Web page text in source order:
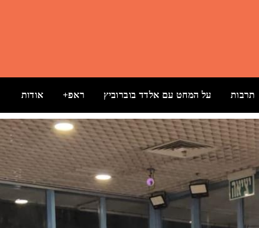
תרבות על המחט עם אלדד בוברוביץ ראפ+ אודות